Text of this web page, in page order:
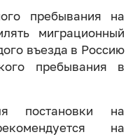
пребывания на
миграционный
въезда в Россию
пребывания в
постановки на
на